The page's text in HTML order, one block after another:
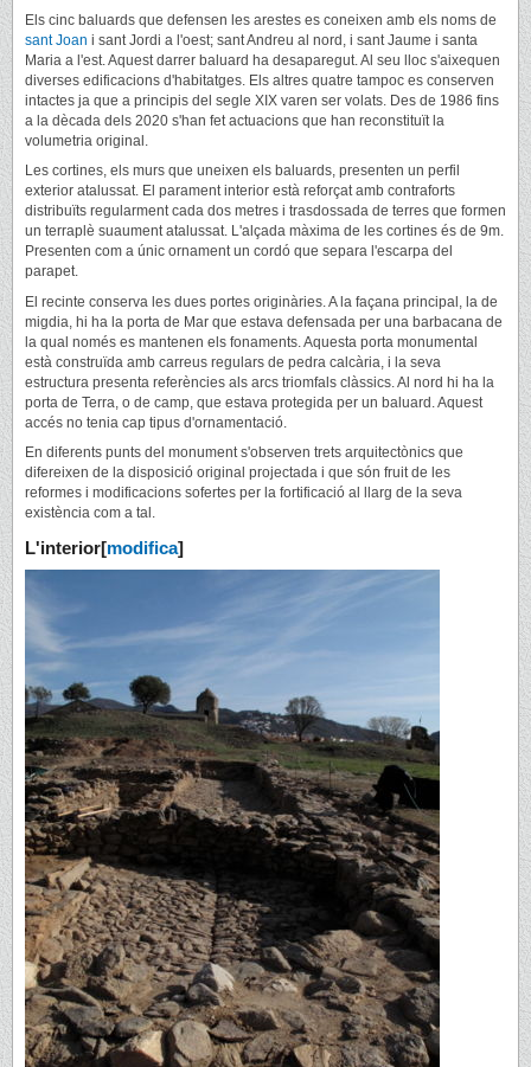
Els cinc baluards que defensen les arestes es coneixen amb els noms de
sant Joan i sant Jordi a l'oest; sant Andreu al nord, i sant Jaume i santa
Maria a l'est. Aquest darrer baluard ha desaparegut. Al seu lloc s'aixequen
diverses edificacions d'habitatges. Els altres quatre tampoc es conserven
intactes ja que a principis del segle XIX varen ser volats. Des de 1986 fins
a la dècada dels 2020 s'han fet actuacions que han reconstituït la
volumetria original.
Les cortines, els murs que uneixen els baluards, presenten un perfil
exterior atalussat. El parament interior està reforçat amb contraforts
distribuïts regularment cada dos metres i trasdossada de terres que formen
un terraplè suaument atalussat. L'alçada màxima de les cortines és de 9m.
Presenten com a únic ornament un cordó que separa l'escarpa del
parapet.
El recinte conserva les dues portes originàries. A la façana principal, la de
migdia, hi ha la porta de Mar que estava defensada per una barbacana de
la qual només es mantenen els fonaments. Aquesta porta monumental
està construïda amb carreus regulars de pedra calcària, i la seva
estructura presenta referències als arcs triomfals clàssics. Al nord hi ha la
porta de Terra, o de camp, que estava protegida per un baluard. Aquest
accés no tenia cap tipus d'ornamentació.
En diferents punts del monument s'observen trets arquitectònics que
difereixen de la disposició original projectada i que són fruit de les
reformes i modificacions sofertes per la fortificació al llarg de la seva
existència com a tal.
L'interior[modifica]